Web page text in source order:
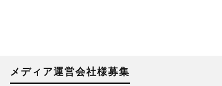
メディア運営会社様募集